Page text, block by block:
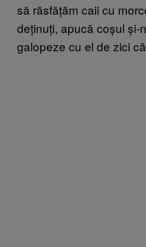
să răsfățăm caii cu
deținuți, apucă coșul și-
galopeze cu el de zici